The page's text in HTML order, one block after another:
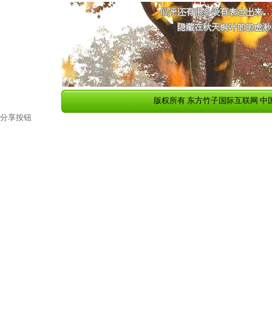
版权所有 东方竹子国际互联网 中
分享按钮